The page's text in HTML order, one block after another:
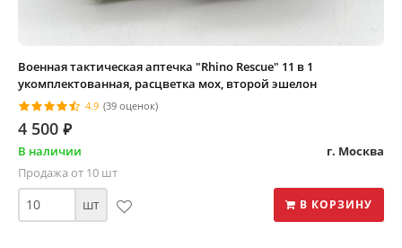
Военная тактическая аптечка "Rhino Rescue" 11 в 1
укомплектованная, расцветка мох, второй эшелон
4.9 (39 оценок)
4 500 ⃏
В наличии
г. Москва
Продажа от 10 шт
шт В КОРЗИНУ